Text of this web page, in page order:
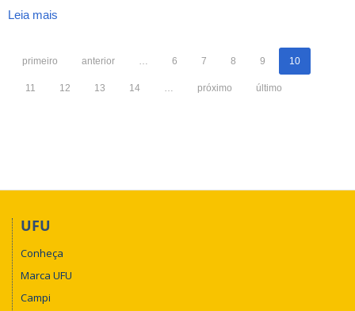
Leia mais
Paulo)
primeiro anterior … 6 7 8 9 10
11 12 13 14 … próximo último
UFU
Conheça
Marca UFU
Campi